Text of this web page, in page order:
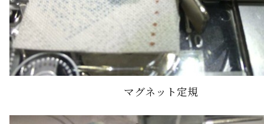
マグネット定規